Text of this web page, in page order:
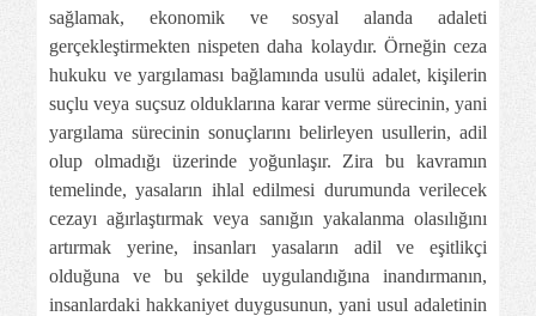
sağlamak, ekonomik ve sosyal alanda adaleti
gerçekleştirmekten nispeten daha kolaydır. Örneğin ceza
hukuku ve yargılaması bağlamında usulü adalet, kişilerin
suçlu veya suçsuz olduklarına karar verme sürecinin, yani
yargılama sürecinin sonuçlarını belirleyen usullerin, adil
olup olmadığı üzerinde yoğunlaşır. Zira bu kavramın
temelinde, yasaların ihlal edilmesi durumunda verilecek
cezayı ağırlaştırmak veya sanığın yakalanma olasılığını
artırmak yerine, insanları yasaların adil ve eşitlikçi
olduğuna ve bu şekilde uygulandığına inandırmanın,
insanlardaki hakkaniyet duygusunun, yani usul adaletinin